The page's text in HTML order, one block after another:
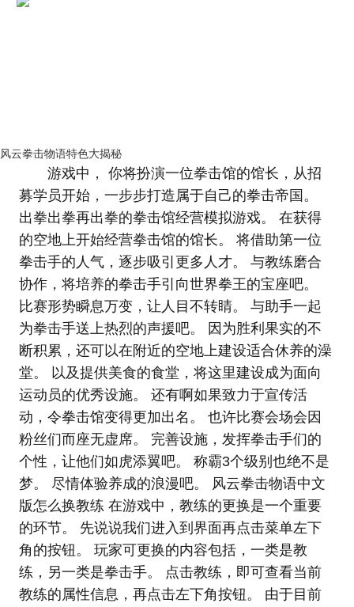
风云拳击物语特色大揭秘
游戏中， 你将扮演一位拳击馆的馆长，从招
募学员开始，一步步打造属于自己的拳击帝国。
出拳出拳再出拳的拳击馆经营模拟游戏。 在获得
的空地上开始经营拳击馆的馆长。 将借助第一位
拳击手的人气，逐步吸引更多人才。 与教练磨合
协作，将培养的拳击手引向世界拳王的宝座吧。
比赛形势瞬息万变，让人目不转睛。 与助手一起
为拳击手送上热烈的声援吧。 因为胜利果实的不
断积累，还可以在附近的空地上建设适合休养的澡
堂。 以及提供美食的食堂，将这里建设成为面向
运动员的优秀设施。 还有啊如果致力于宣传活
动，令拳击馆变得更加出名。 也许比赛会场会因
粉丝们而座无虚席。 完善设施，发挥拳击手们的
个性，让他们如虎添翼吧。 称霸3个级别也绝不是
梦。 尽情体验养成的浪漫吧。 风云拳击物语中文
版怎么换教练 在游戏中，教练的更换是一个重要
的环节。 先说说我们进入到界面再点击菜单左下
角的按钮。 玩家可更换的内容包括，一类是教
练，另一类是拳击手。 点击教练，即可查看当前
教练的属性信息，再点击左下角按钮。 由于目前